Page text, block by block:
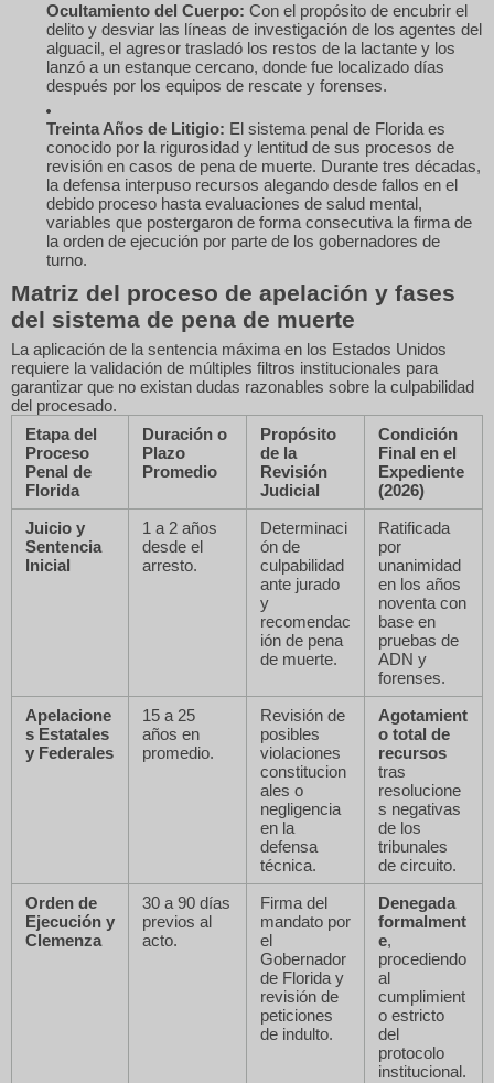
Ocultamiento del Cuerpo: Con el propósito de encubrir el
delito y desviar las líneas de investigación de los agentes del
alguacil, el agresor trasladó los restos de la lactante y los
lanzó a un estanque cercano, donde fue localizado días
después por los equipos de rescate y forenses.
Treinta Años de Litigio: El sistema penal de Florida es
conocido por la rigurosidad y lentitud de sus procesos de
revisión en casos de pena de muerte. Durante tres décadas,
la defensa interpuso recursos alegando desde fallos en el
debido proceso hasta evaluaciones de salud mental,
variables que postergaron de forma consecutiva la firma de
la orden de ejecución por parte de los gobernadores de
turno.
Matriz del proceso de apelación y fases
del sistema de pena de muerte
La aplicación de la sentencia máxima en los Estados Unidos
requiere la validación de múltiples filtros institucionales para
garantizar que no existan dudas razonables sobre la culpabilidad
del procesado.
Etapa del
Proceso
Penal de
Florida
Duración o
Plazo
Promedio
Propósito
de la
Revisión
Judicial
Condición
Final en el
Expediente
(2026)
Juicio y
Sentencia
Inicial
1 a 2 años
desde el
arresto.
Determinaci
ón de
culpabilidad
ante jurado
y
recomendac
ión de pena
de muerte.
Ratificada
por
unanimidad
en los años
noventa con
base en
pruebas de
ADN y
forenses.
Apelacione
s Estatales
y Federales
15 a 25
años en
promedio.
Revisión de
posibles
violaciones
constitucion
ales o
negligencia
en la
defensa
técnica.
Agotamient
o total de
recursos
tras
resolucione
s negativas
de los
tribunales
de circuito.
Orden de
Ejecución y
Clemenza
30 a 90 días
previos al
acto.
Firma del
mandato por
el
Gobernador
de Florida y
revisión de
peticiones
de indulto.
Denegada
formalment
e,
procediendo
al
cumplimient
o estricto
del
protocolo
institucional.